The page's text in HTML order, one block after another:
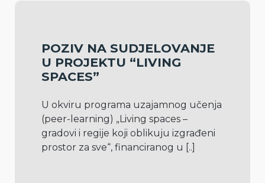
POZIV NA SUDJELOVANJE
U PROJEKTU “LIVING
SPACES”
U okviru programa uzajamnog učenja
(peer-learning) „Living spaces –
gradovi i regije koji oblikuju izgrađeni
prostor za sve“, financiranog u [..]